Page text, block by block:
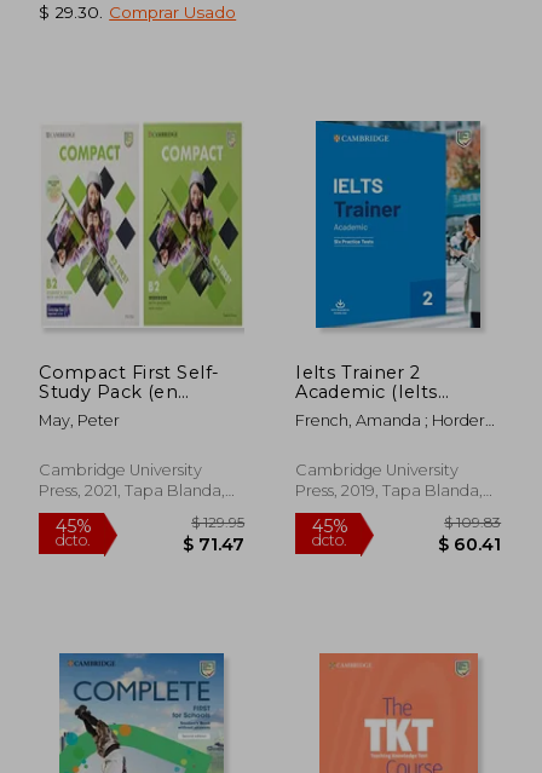
45%
dcto.
$ 63.42
$ 29.30
Comprar Usado
45%
dcto.
Compact First Self-
Study Pack (en
Inglés)
May, Peter
Cambridge University
Press, 2021, Tapa Blanda,
Nuevo
Ielts Trainer 2
Academic (Ielts
Practice Tests) (en
Inglés)
French, Amanda ; Hordern,
Cambridge University
Press, 2019, Tapa Blanda,
Nuevo